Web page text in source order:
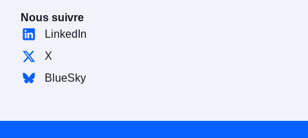
Nous suivre
LinkedIn
X
BlueSky